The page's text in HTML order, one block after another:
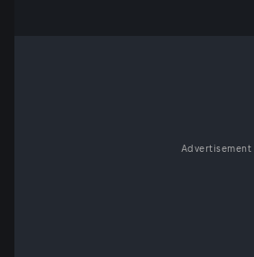
Advertisement